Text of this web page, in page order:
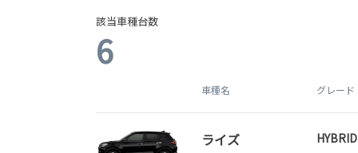
該当車種台数
6
車種名 グレード
ライズ